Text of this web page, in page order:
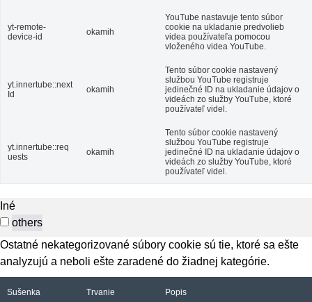
yt-remote-
device-id
okamih
YouTube nastavuje tento súbor
cookie na ukladanie predvolieb
videa používateľa pomocou
vloženého videa YouTube.
yt.innertube::next
Id
okamih
Tento súbor cookie nastavený
službou YouTube registruje
jedinečné ID na ukladanie údajov o
videách zo služby YouTube, ktoré
používateľ videl.
yt.innertube::req
uests
okamih
Tento súbor cookie nastavený
službou YouTube registruje
jedinečné ID na ukladanie údajov o
videách zo služby YouTube, ktoré
používateľ videl.
Iné
others
Ostatné nekategorizované súbory cookie sú tie, ktoré sa ešte
analyzujú a neboli ešte zaradené do žiadnej kategórie.
Sušenka Trvanie Popis